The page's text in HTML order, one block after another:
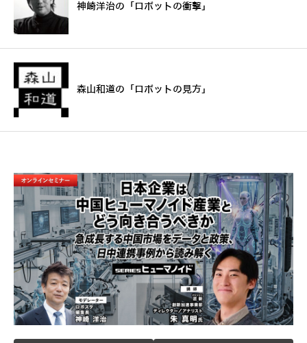
神崎洋治の「ロボットの衝撃」
森山和道の「ロボットの見方」